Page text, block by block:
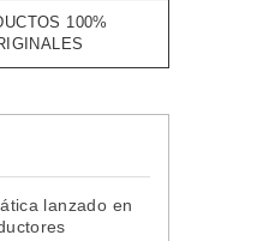
100%
lanzado en